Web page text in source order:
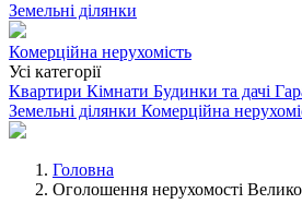
Земельні ділянки
Комерційна нерухомість
Усі категорії
Квартири Кімнати Будинки та дачі
Земельні ділянки Комерційна
Головна
Оголошення нерухомості